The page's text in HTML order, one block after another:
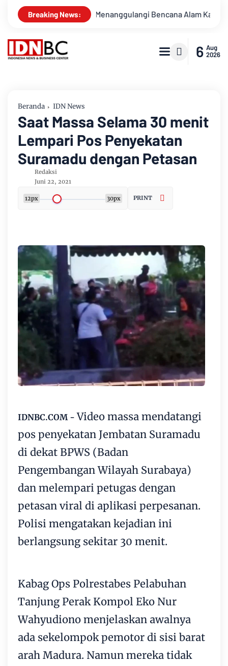
Breaking News:
Untuk Menanggulangi Bencana Alam Kabupaten Bengkalis
6 Aug
2026
Beranda IDN News
Saat Massa Selama 30 menit
Lempari Pos Penyekatan
Suramadu dengan Petasan
Redaksi
Juni 22, 2021
12px 30px PRINT
IDNBC.COM - Video massa mendatangi
pos penyekatan Jembatan Suramadu
di dekat BPWS (Badan
Pengembangan Wilayah Surabaya)
dan melempari petugas dengan
petasan viral di aplikasi perpesanan.
Polisi mengatakan kejadian ini
berlangsung sekitar 30 menit.
Kabag Ops Polrestabes Pelabuhan
Tanjung Perak Kompol Eko Nur
Wahyudiono menjelaskan awalnya
ada sekelompok pemotor di sisi barat
arah Madura. Namun mereka tidak